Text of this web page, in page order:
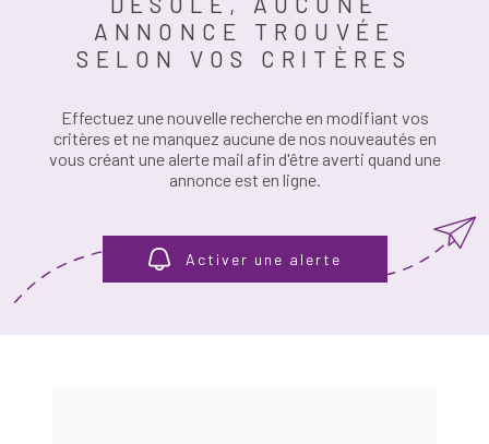
ESTIMATION
ALERTE E-
AVIS CLIENT
ANNONCE TROUVÉE
SELON VOS CRITÈRES
Effectuez une nouvelle recherche en modifiant vos
critères et ne manquez aucune de nos nouveautés en
vous créant une alerte mail afin d'être averti quand une
annonce est en ligne.
Activer une alerte
RÉFÉRENCE
PLUS DE CRITÈRES
RECHERCHER